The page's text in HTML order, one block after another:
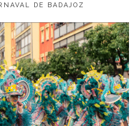
DE BADAJOZ